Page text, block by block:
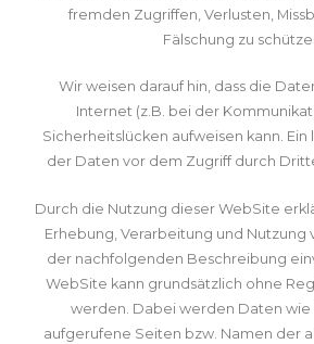
fremden Zugriffen, Verlusten,
Fälschung zu
Wir weisen darauf hin, dass die
Internet (z.B. bei der
Sicherheitslücken aufweisen kann.
der Daten vor dem Zugriff durch
Durch die Nutzung dieser WebSite
Erhebung, Verarbeitung und Nutzung
der nachfolgenden Beschreibung
WebSite kann grundsätzlich ohne
werden. Dabei werden Daten wie
aufgerufene Seiten bzw. Namen der